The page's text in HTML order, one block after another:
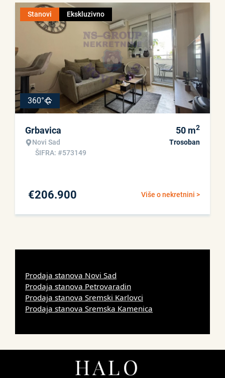
Stanovi Ekskluzivno
360°
Grbavica
Novi Sad
ŠIFRA: #573149
50 m2
Trosoban
Više o nekretnini >
€206.900
Prodaja stanova Novi Sad
Prodaja stanova Petrovaradin
Prodaja stanova Sremski Karlovci
Prodaja stanova Sremska Kamenica